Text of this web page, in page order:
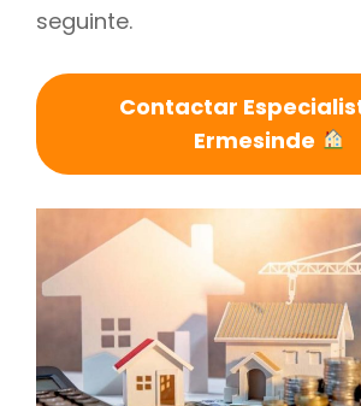
seguinte.
Contactar
Ermesinde